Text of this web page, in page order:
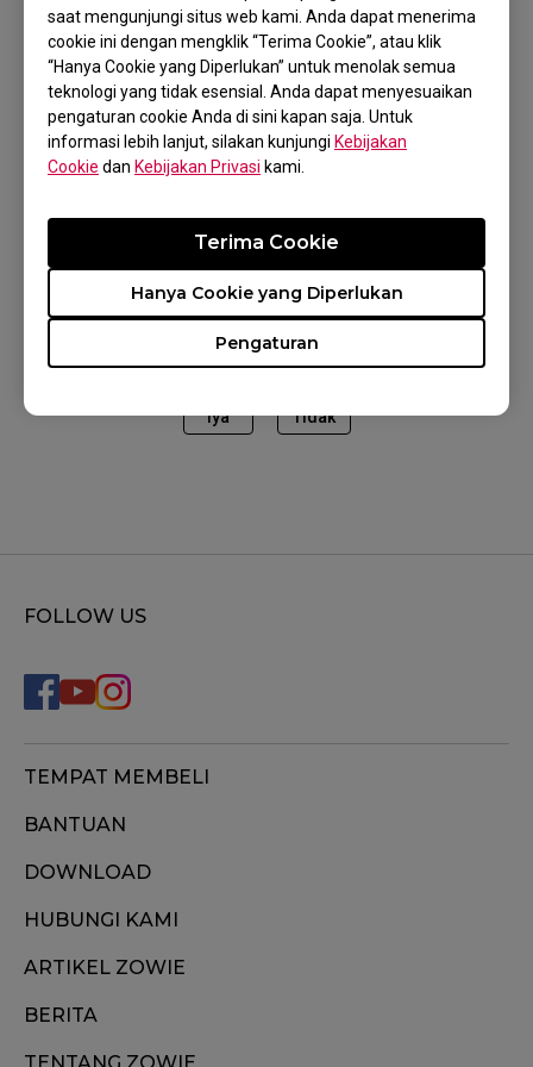
saat mengunjungi situs web kami. Anda dapat menerima
cookie ini dengan mengklik “Terima Cookie”, atau klik
“Hanya Cookie yang Diperlukan” untuk menolak semua
teknologi yang tidak esensial. Anda dapat menyesuaikan
pengaturan cookie Anda di sini kapan saja. Untuk
informasi lebih lanjut, silakan kunjungi Kebijakan
Cookie dan Kebijakan Privasi kami.
Pengaturan
Hanya Cookie yang Diperlukan
Terima Cookie
dalam masa garansi, silakan hubungi tim
dukungan kami.
Model yang Berlaku
FK1-C (L), FK2-B (M), ZA11-B (L)
Iya Tidak
FOLLOW US
TEMPAT MEMBELI
BANTUAN
DOWNLOAD
HUBUNGI KAMI
ARTIKEL ZOWIE
BERITA